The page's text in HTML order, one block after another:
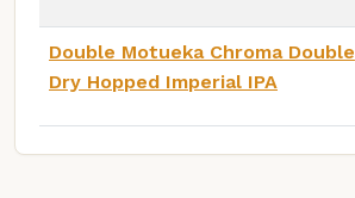
Double Motueka Chroma Double
Dry Hopped Imperial IPA